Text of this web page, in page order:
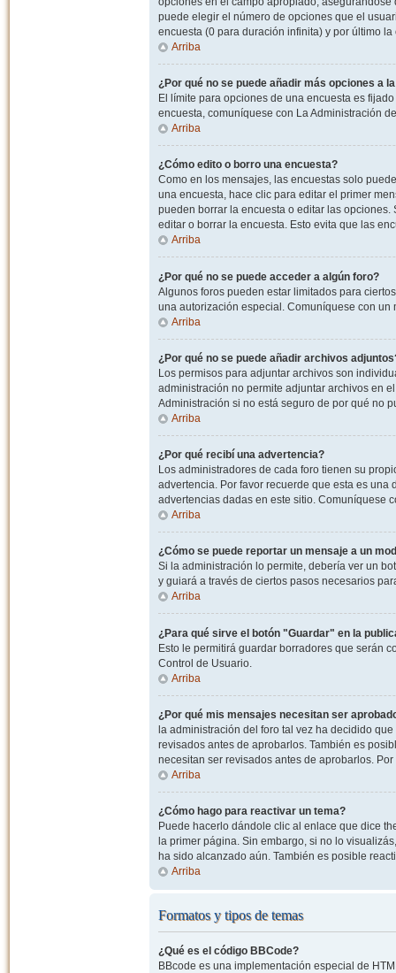
puede elegir el número de opciones que el
encuesta (0 para duración infinita) y por último
Arriba
¿Por qué no se puede añadir más opciones a
El límite para opciones de una encuesta es
encuesta, comuníquese con La Administración
Arriba
¿Cómo edito o borro una encuesta?
Como en los mensajes, las encuestas solo
una encuesta, hace clic para editar el primer
pueden borrar la encuesta o editar las
editar o borrar la encuesta. Esto evita que las
Arriba
¿Por qué no se puede acceder a algún foro?
Algunos foros pueden estar limitados para
una autorización especial. Comuníquese con
Arriba
¿Por qué no se puede añadir archivos
Los permisos para adjuntar archivos son
administración no permite adjuntar archivos en
Administración si no está seguro de por qué no
Arriba
¿Por qué recibí una advertencia?
Los administradores de cada foro tienen su
advertencia. Por favor recuerde que esta es
advertencias dadas en este sitio. Comuníquese
Arriba
¿Cómo se puede reportar un mensaje a un
Si la administración lo permite, debería ver un
y guiará a través de ciertos pasos necesarios
Arriba
¿Para qué sirve el botón "Guardar" en la
Esto le permitirá guardar borradores que serán
Control de Usuario.
Arriba
¿Por qué mis mensajes necesitan ser
la administración del foro tal vez ha decidido
revisados antes de aprobarlos. También es
necesitan ser revisados antes de aprobarlos.
Arriba
¿Cómo hago para reactivar un tema?
Puede hacerlo dándole clic al enlace que dice
la primer página. Sin embargo, si no lo
ha sido alcanzado aún. También es posible
Arriba
Formatos y tipos de temas
¿Qué es el código BBCode?
BBcode es una implementación especial de